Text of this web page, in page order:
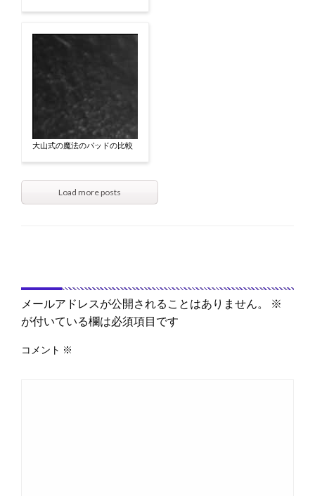
大山式の魔法のパッドの比較
Load more posts
メールアドレスが公開されることはありません。
※
が付いている欄は必須項目です
コメント ※